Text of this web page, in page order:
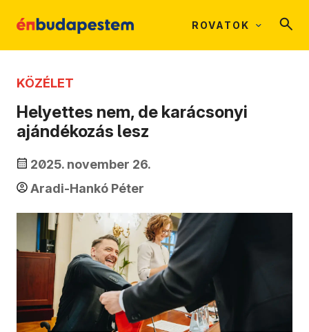
ROVATOK
KÖZÉLET
Helyettes nem, de karácsonyi
ajándékozás lesz
2025. november 26.
Aradi-Hankó Péter